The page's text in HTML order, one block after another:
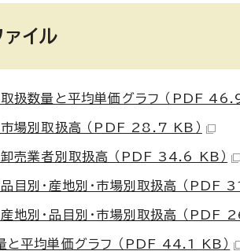
イル
取扱数量と平均単価グラフ （PDF
市場別取扱高 （PDF 28.7 KB）
卸売業者別取扱高 （PDF 34.6 KB）
目別・産地別・市場別取扱高 （PDF
産地別・品目別・市場別取扱高 （PDF
と平均単価グラフ （PDF 44.1 KB）